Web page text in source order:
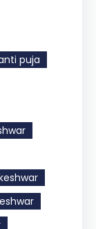
puja